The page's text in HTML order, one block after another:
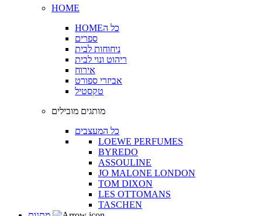
HOME
HOMEכל ה
ספרים
ניחוחות לבית
ריהוט ונוי לבית
אירוח
אביזרי ספורט
טקסטיל
מותגים מובילים
כל המעצבים
LOEWE PERFUMES
BYREDO
ASSOULINE
JO MALONE LONDON
TOM DIXON
LES OTTOMANS
TASCHEN